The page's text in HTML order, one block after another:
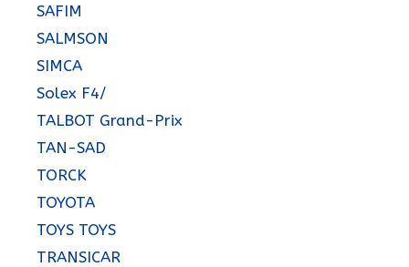
SAFIM
SALMSON
SIMCA
Solex F4/
TALBOT Grand-Prix
TAN-SAD
TORCK
TOYOTA
TOYS TOYS
TRANSICAR